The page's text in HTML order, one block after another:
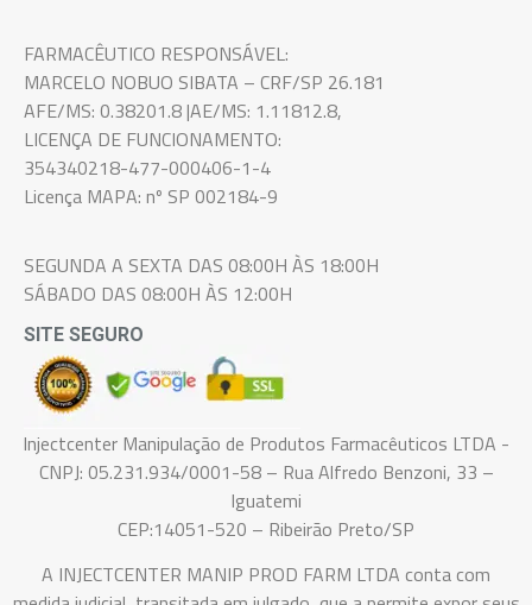
FARMACÊUTICO RESPONSÁVEL:
MARCELO NOBUO SIBATA – CRF/SP 26.181
AFE/MS: 0.38201.8 |AE/MS: 1.11812.8,
LICENÇA DE FUNCIONAMENTO:
354340218-477-000406-1-4
Licença MAPA: nº SP 002184-9
SEGUNDA A SEXTA DAS 08:00H ÀS 18:00H
SÁBADO DAS 08:00H ÀS 12:00H
SITE SEGURO
Injectcenter Manipulação de Produtos Farmacêuticos LTDA -
CNPJ: 05.231.934/0001-58 – Rua Alfredo Benzoni, 33 –
Iguatemi
CEP:14051-520 – Ribeirão Preto/SP
A INJECTCENTER MANIP PROD FARM LTDA conta com